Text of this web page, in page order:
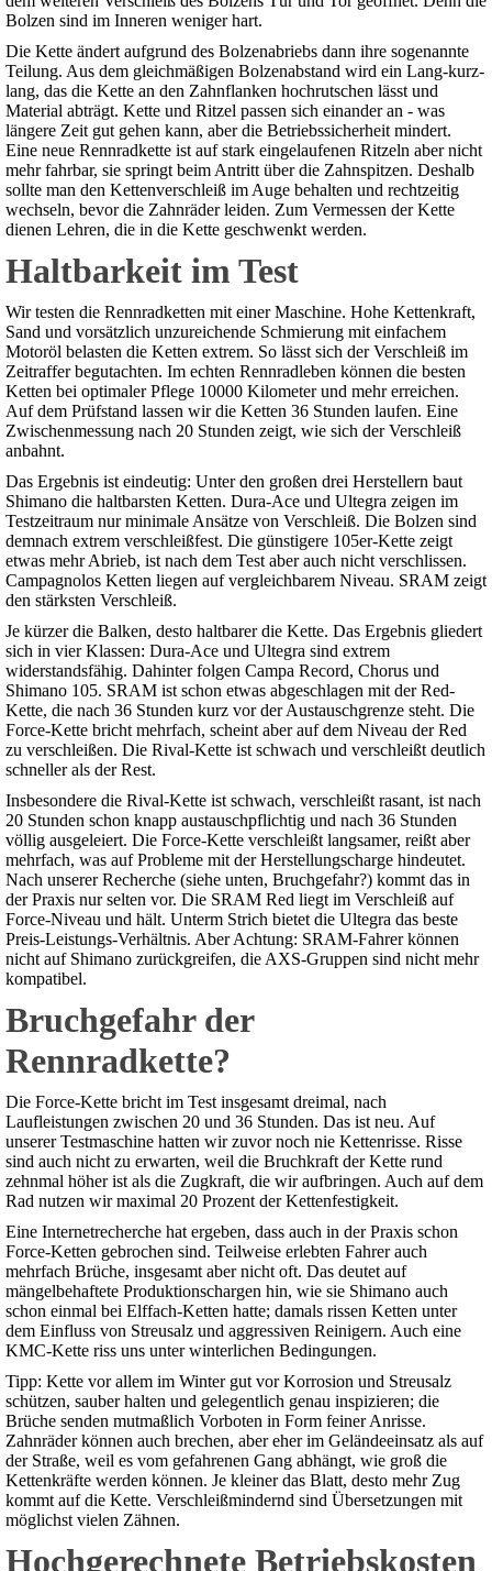
Bolzen sind im Inneren weniger hart.
Die Kette ändert aufgrund des Bolzenabriebs dann ihre sogenannte
Teilung. Aus dem gleichmäßigen Bolzenabstand wird ein Lang-kurz-
lang, das die Kette an den Zahnflanken hochrutschen lässt und
Material abträgt. Kette und Ritzel passen sich einander an - was
längere Zeit gut gehen kann, aber die Betriebssicherheit mindert.
Eine neue Rennradkette ist auf stark eingelaufenen Ritzeln aber nicht
mehr fahrbar, sie springt beim Antritt über die Zahnspitzen. Deshalb
sollte man den Kettenverschleiß im Auge behalten und rechtzeitig
wechseln, bevor die Zahnräder leiden. Zum Vermessen der Kette
dienen Lehren, die in die Kette geschwenkt werden.
Haltbarkeit im Test
Wir testen die Rennradketten mit einer Maschine. Hohe Kettenkraft,
Sand und vorsätzlich unzureichende Schmierung mit einfachem
Motoröl belasten die Ketten extrem. So lässt sich der Verschleiß im
Zeitraffer begutachten. Im echten Rennradleben können die besten
Ketten bei optimaler Pflege 10000 Kilometer und mehr erreichen.
Auf dem Prüfstand lassen wir die Ketten 36 Stunden laufen. Eine
Zwischenmessung nach 20 Stunden zeigt, wie sich der Verschleiß
anbahnt.
Das Ergebnis ist eindeutig: Unter den großen drei Herstellern baut
Shimano die haltbarsten Ketten. Dura-Ace und Ultegra zeigen im
Testzeitraum nur minimale Ansätze von Verschleiß. Die Bolzen sind
demnach extrem verschleißfest. Die günstigere 105er-Kette zeigt
etwas mehr Abrieb, ist nach dem Test aber auch nicht verschlissen.
Campagnolos Ketten liegen auf vergleichbarem Niveau. SRAM zeigt
den stärksten Verschleiß.
Je kürzer die Balken, desto haltbarer die Kette. Das Ergebnis gliedert
sich in vier Klassen: Dura-Ace und Ultegra sind extrem
widerstandsfähig. Dahinter folgen Campa Record, Chorus und
Shimano 105. SRAM ist schon etwas abgeschlagen mit der Red-
Kette, die nach 36 Stunden kurz vor der Austauschgrenze steht. Die
Force-Kette bricht mehrfach, scheint aber auf dem Niveau der Red
zu verschleißen. Die Rival-Kette ist schwach und verschleißt deutlich
schneller als der Rest.
Insbesondere die Rival-Kette ist schwach, verschleißt rasant, ist nach
20 Stunden schon knapp austauschpflichtig und nach 36 Stunden
völlig ausgeleiert. Die Force-Kette verschleißt langsamer, reißt aber
mehrfach, was auf Probleme mit der Herstellungscharge hindeutet.
Nach unserer Recherche (siehe unten, Bruchgefahr?) kommt das in
der Praxis nur selten vor. Die SRAM Red liegt im Verschleiß auf
Force-Niveau und hält. Unterm Strich bietet die Ultegra das beste
Preis-Leistungs-Verhältnis. Aber Achtung: SRAM-Fahrer können
nicht auf Shimano zurückgreifen, die AXS-Gruppen sind nicht mehr
kompatibel.
Bruchgefahr der
Rennradkette?
Die Force-Kette bricht im Test insgesamt dreimal, nach
Laufleistungen zwischen 20 und 36 Stunden. Das ist neu. Auf
unserer Testmaschine hatten wir zuvor noch nie Kettenrisse. Risse
sind auch nicht zu erwarten, weil die Bruchkraft der Kette rund
zehnmal höher ist als die Zugkraft, die wir aufbringen. Auch auf dem
Rad nutzen wir maximal 20 Prozent der Kettenfestigkeit.
Eine Internetrecherche hat ergeben, dass auch in der Praxis schon
Force-Ketten gebrochen sind. Teilweise erlebten Fahrer auch
mehrfach Brüche, insgesamt aber nicht oft. Das deutet auf
mängelbehaftete Produktionschargen hin, wie sie Shimano auch
schon einmal bei Elffach-Ketten hatte; damals rissen Ketten unter
dem Einfluss von Streusalz und aggressiven Reinigern. Auch eine
KMC-Kette riss uns unter winterlichen Bedingungen.
Tipp: Kette vor allem im Winter gut vor Korrosion und Streusalz
schützen, sauber halten und gelegentlich genau inspizieren; die
Brüche senden mutmaßlich Vorboten in Form feiner Anrisse.
Zahnräder können auch brechen, aber eher im Geländeeinsatz als auf
der Straße, weil es vom gefahrenen Gang abhängt, wie groß die
Kettenkräfte werden können. Je kleiner das Blatt, desto mehr Zug
kommt auf die Kette. Verschleißmindernd sind Übersetzungen mit
möglichst vielen Zähnen.
Hochgerechnete Betriebskosten